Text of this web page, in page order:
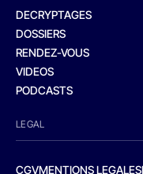
DECRYPTAGES
DOSSIERS
RENDEZ-VOUS
VIDEOS
PODCASTS
LEGAL
CGVMENTIONS LEGALES